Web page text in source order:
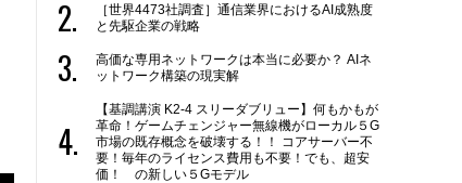
［世界4473社調査］通信業界におけるAI成熟度
と先駆企業の戦略
高価な専用ネットワークは本当に必要か？ AIネ
ットワーク構築の現実解
【基調講演 K2-4 スリーダブリュー】何もかもが
革命！ゲームチェンジャー無線機がローカル５G
市場の既存概念を破壊する！！ コアサーバー不
要！毎年のライセンス費用も不要！でも、超安
価！ の新しい５Gモデル